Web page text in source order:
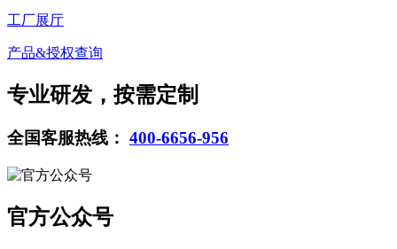
工厂展厅
产品&授权查询
专业研发，按需定制
全国客服热线： 400-6656-956
官方公众号